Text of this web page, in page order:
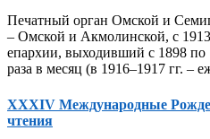
Печатный орган Омской и
– Омской и Акмолинской, с
епархии, выходивший с 1898 по
раза в месяц (в 1916–1917 гг. –
XXXIV Международные
чтения